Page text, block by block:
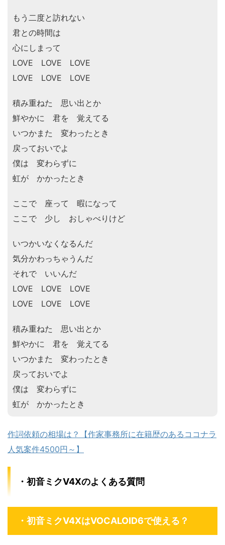
もう二度と訪れない
君との時間は
心にしまって
LOVE LOVE LOVE
LOVE LOVE LOVE
積み重ねた 思い出とか
鮮やかに 君を 覚えてる
いつかまた 変わったとき
戻っておいでよ
僕は 変わらずに
虹が かかったとき
ここで 座って 暇になって
ここで 少し おしゃべりけど
いつかいなくなるんだ
気分かわっちゃうんだ
それで いいんだ
LOVE LOVE LOVE
LOVE LOVE LOVE
積み重ねた 思い出とか
鮮やかに 君を 覚えてる
いつかまた 変わったとき
戻っておいでよ
僕は 変わらずに
虹が かかったとき
作詞依頼の相場は？【作家事務所に在籍歴のあるココナラ
人気案件4500円～】
・初音ミクV4Xのよくある質問
・初音ミクV4XはVOCALOID6で使える？